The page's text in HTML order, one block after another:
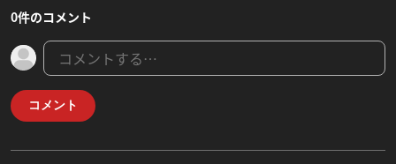
0件のコメント
コメント